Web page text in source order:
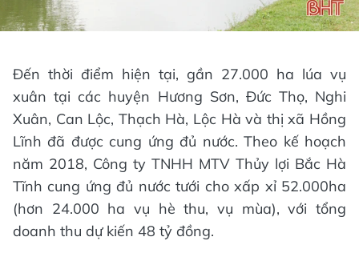
Đến thời điểm hiện tại, gần 27.000 ha lúa vụ
xuân tại các huyện Hương Sơn, Đức Thọ, Nghi
Xuân, Can Lộc, Thạch Hà, Lộc Hà và thị xã Hồng
Lĩnh đã được cung ứng đủ nước. Theo kế hoạch
năm 2018, Công ty TNHH MTV Thủy lợi Bắc Hà
Tĩnh cung ứng đủ nước tưới cho xấp xỉ 52.000ha
(hơn 24.000 ha vụ hè thu, vụ mùa), với tổng
doanh thu dự kiến 48 tỷ đồng.